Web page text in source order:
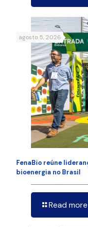
agosto 5, 2026
FenaBio reúne
bioenergia no Brasil
Read more